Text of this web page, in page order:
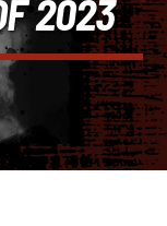
2023